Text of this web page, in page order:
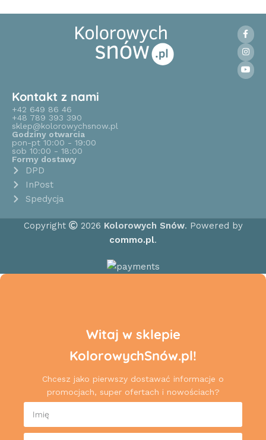
Kontakt z nami
+42 649 86 46
+48 789 393 390
sklep@kolorowychsnow.pl
Godziny otwarcia
pon-pt 10:00 - 19:00
sob 10:00 - 18:00
Formy dostawy
DPD
InPost
Spedycja
Copyright 2026 Kolorowych Snów. Powered by
commo.pl.
Witaj w sklepie
KolorowychSnów.pl!
Chcesz jako pierwszy dostawać informacje o
promocjach, super ofertach i nowościach?